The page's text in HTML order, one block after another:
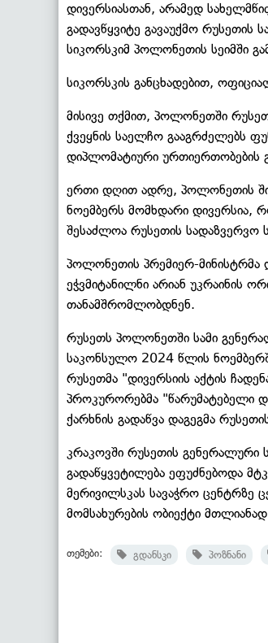
დივერსიასთან, არამედ
გადავწყვიტე გავაუქმო რუსეთის
სიკორსკიმ პოლონეთის სეიმში
სიკორსკის განცხადებით,
მისივე თქმით, პოლონეთში
ქვეყნის საელჩო გააგრძელებს
დიპლომატიური ურთიერთობების
ერთი დღით ადრე, პოლონეთის
ნოემბერს მომხდარი დივერსია,
შესაძლოა რუსეთის სადაზვერვო
პოლონეთის პრემიერ-მინისტრმა
ეჭვმიტანილნი არიან უკრაინის
თანამშრომლობდნენ.
რუსეთს პოლონეთში სამი
საკონსულო 2024 წლის
რუსეთმა "დივერსიის აქტის
პროკურორებმა "წარუმატებელი
ქარხნის გადაწვა დაგეგმა
კრაკოვში რუსეთის გენერალური
გადაწყვეტილება ეფუძნებოდა
მერივილსკას სავაჭრო ცენტრზე
მომსახურების ობიექტი
თემები: გდანსკი პოზნანი